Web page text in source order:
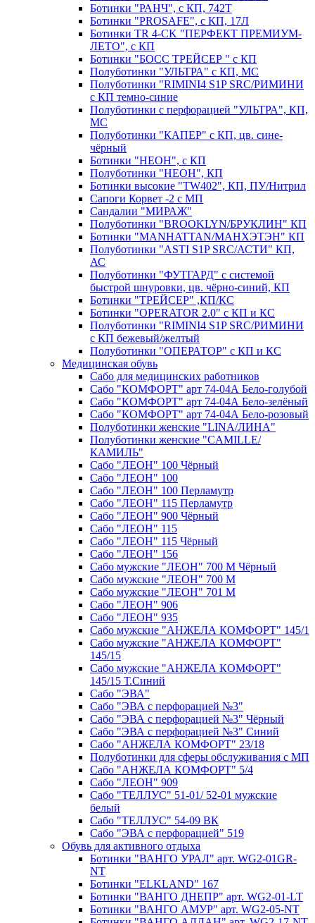
Ботинки "РАНЧ", с КП, 742Т
Ботинки "PROSAFE", с КП, 17Л
Ботинки TR 4-CK "ПЕРФЕКТ ПРЕМИУМ-
ЛЕТО", с КП
Ботинки "БОСС ТРЕЙСЕР " с КП
Полуботинки "УЛЬТРА" с КП, МС
Полуботинки "RIMINI4 S1P SRC/РИМИНИ
с КП темно-синие
Полуботинки с перфорацией "УЛЬТРА", КП,
МС
Полуботинки "КАПЕР" с КП, цв. сине-
чёрный
Ботинки "НЕОН", с КП
Полуботинки "НЕОН", КП
Ботинки высокие "TW402", КП, ПУ/Нитрил
Сапоги Корвет -2 с МП
Сандалии "МИРАЖ"
Полуботинки "BROOKLYN/БРУКЛИН" КП
Ботинки "MANHATTAN/МАНХЭТЭН" КП
Полуботинки "ASTI S1P SRC/АСТИ" КП,
АС
Полуботинки "ФУТГАРД" с системой
быстрой шнуровки, цв. чёрно-синий, КП
Ботинки "ТРЕЙСЕР" ,КП/КС
Ботинки "OPERATOR 2.0" с КП и КС
Полуботинки "RIMINI4 S1P SRC/РИМИНИ
с КП бежевый/желтый
Полуботинки "ОПЕРАТОР" с КП и КС
Медицинская обувь
Сабо для медицинских работников
Сабо "КОМФОРТ" арт 74-04А Бело-голубой
Сабо "КОМФОРТ" арт 74-04А Бело-зелёный
Сабо "КОМФОРТ" арт 74-04А Бело-розовый
Полуботинки женские "LINA/ЛИНА"
Полуботинки женские "CAMILLE/
КАМИЛЬ"
Сабо "ЛЕОН" 100 Чёрный
Сабо "ЛЕОН" 100
Сабо "ЛЕОН" 100 Перламутр
Сабо "ЛЕОН" 115 Перламутр
Сабо "ЛЕОН" 900 Чёрный
Сабо "ЛЕОН" 115
Сабо "ЛЕОН" 115 Чёрный
Сабо "ЛЕОН" 156
Сабо мужские "ЛЕОН" 700 М Чёрный
Сабо мужские "ЛЕОН" 700 М
Сабо мужские "ЛЕОН" 701 М
Сабо "ЛЕОН" 906
Сабо "ЛЕОН" 935
Сабо мужские "АНЖЕЛА КОМФОРТ" 145/1
Сабо мужские "АНЖЕЛА КОМФОРТ"
145/15
Сабо мужские "АНЖЕЛА КОМФОРТ"
145/15 Т.Синий
Сабо "ЭВА"
Сабо "ЭВА с перфорацией №3"
Сабо "ЭВА с перфорацией №3" Чёрный
Сабо "ЭВА с перфорацией №3" Синий
Сабо "АНЖЕЛА КОМФОРТ" 23/18
Полуботинки для сферы обслуживания с МП
Сабо "АНЖЕЛА КОМФОРТ" 5/4
Сабо "ЛЕОН" 909
Сабо "ТЕЛЛУС" 51-01/ 52-01 мужские
белый
Сабо "ТЕЛЛУС" 54-09 ВК
Сабо "ЭВА с перфорацией" 519
Обувь для активного отдыха
Ботинки "ВАНГО УРАЛ" арт. WG2-01GR-
NT
Ботинки "ELKLAND" 167
Ботинки "ВАНГО ДНЕПР" арт. WG2-01-LT
Ботинки "ВАНГО АМУР" арт. WG2-05-NT